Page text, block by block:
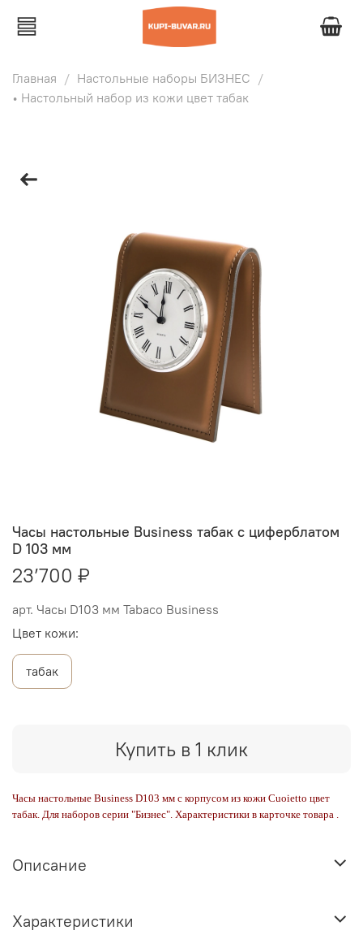
Главная
Настольные наборы БИЗНЕС
• Настольный набор из кожи цвет табак
арт. Часы D103 мм Tabaco Business
Часы настольные Business табак с циферблатом
D 103 мм
23’700 ₽
Купить в 1 клик
Цвет кожи:
табак
Часы настольные Business D103 мм с корпусом из кожи Cuoietto цвет
табак. Для наборов серии "Бизнес". Характеристики в карточке товара .
Описание
Характеристики